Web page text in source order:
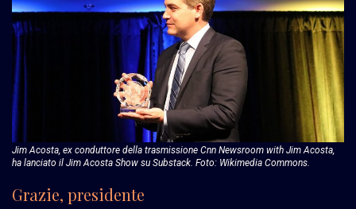
Jim Acosta, ex conduttore della trasmissione Cnn Newsroom with Jim Acosta,
ha lanciato il Jim Acosta Show su Substack. Foto: Wikimedia Commons.
Grazie, presidente